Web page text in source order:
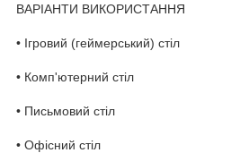
ВАРІАНТИ ВИКОРИСТАННЯ
• Ігровий (геймерський) стіл
• Комп'ютерний стіл
• Письмовий стіл
• Офісний стіл